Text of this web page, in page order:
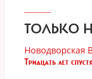
ТОЛЬКО
Новодворская
Тридцать лет